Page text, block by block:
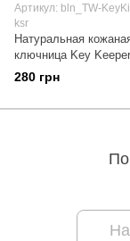
Артикул: bln_TW-
ksr
Натуральная
ключница Key
Blanknote TW-
280 грн